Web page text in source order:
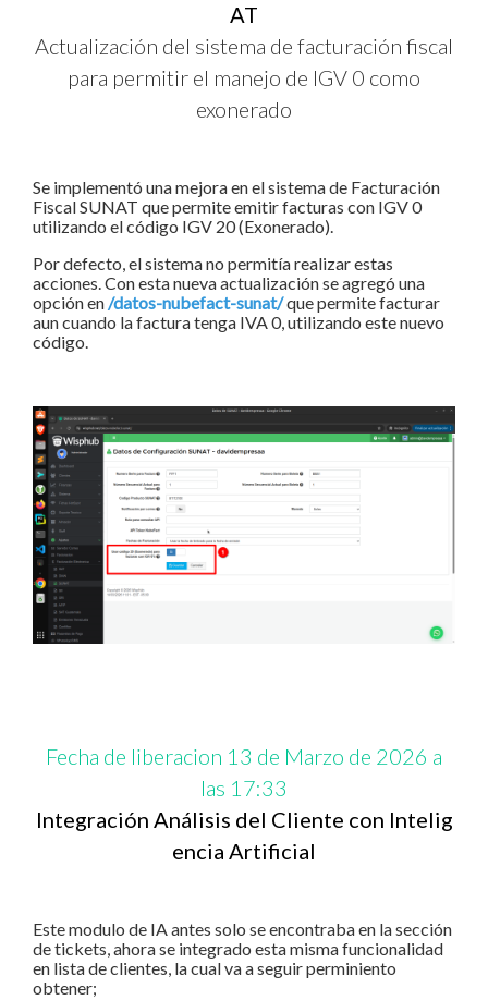
AT
Actualización del sistema de facturación fiscal
para permitir el manejo de IGV 0 como
exonerado
Se implementó una mejora en el sistema de Facturación
Fiscal SUNAT que permite emitir facturas con IGV 0
utilizando el código IGV 20 (Exonerado).
Por defecto, el sistema no permitía realizar estas
acciones. Con esta nueva actualización se agregó una
opción en/datos-nubefact-sunat/que permite facturar
aun cuando la factura tenga IVA 0, utilizando este nuevo
código.
Fecha de liberacion 13 de Marzo de 2026 a
las 17:33
Integración Análisis del Cliente con Intelig
encia Artificial
Este modulo de IA antes solo se encontraba en la sección
de tickets, ahora se integrado esta misma funcionalidad
en lista de clientes, la cual va a seguir perminiento
obtener;